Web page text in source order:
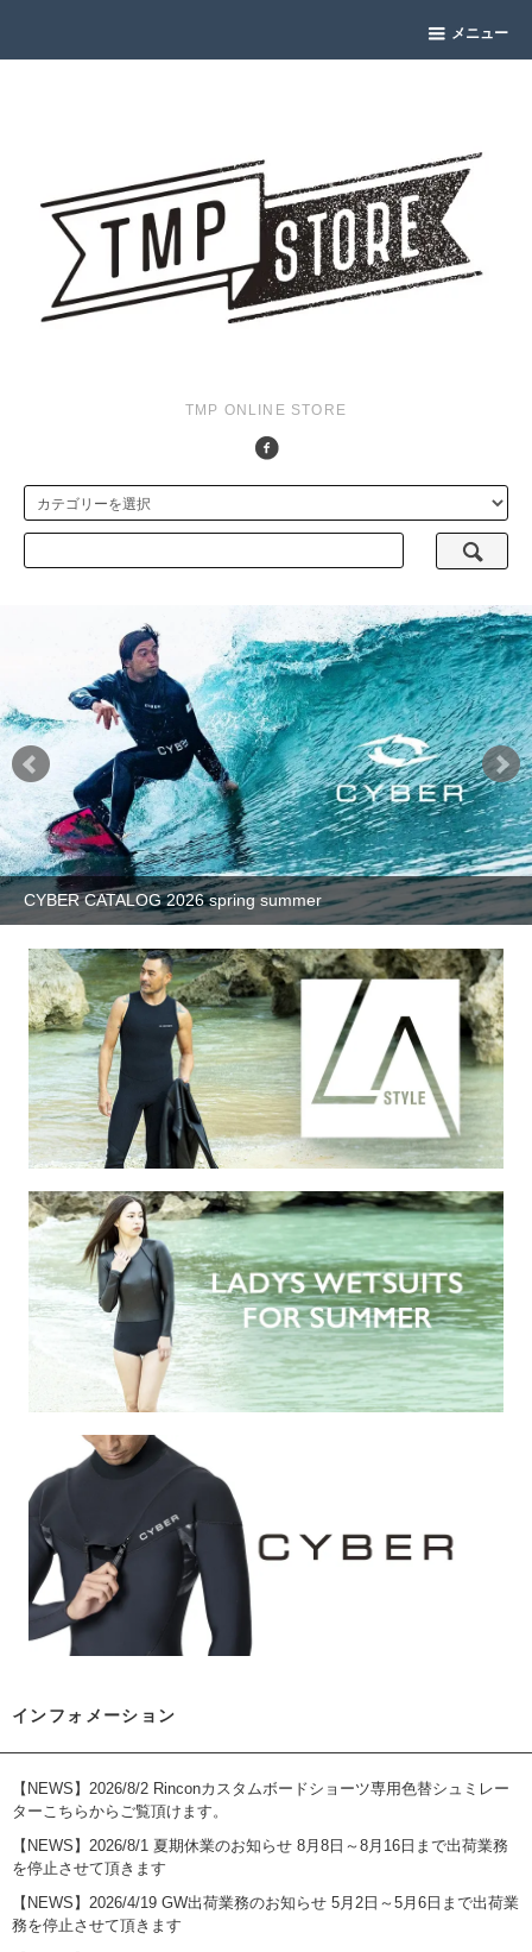
メニュー
TMP ONLINE STORE
CYBER CATALOG 2026 spring summer
インフォメーション
【NEWS】 2026/8/2 Rinconカスタムボードショーツ専用色替シュミレー
ターこちらからご覧頂けます。
【NEWS】2026/8/1 夏期休業のお知らせ 8月8日～8月16日まで出荷業務
を停止させて頂きます
【NEWS】2026/4/19 GW出荷業務のお知らせ 5月2日～5月6日まで出荷業
務を停止させて頂きます